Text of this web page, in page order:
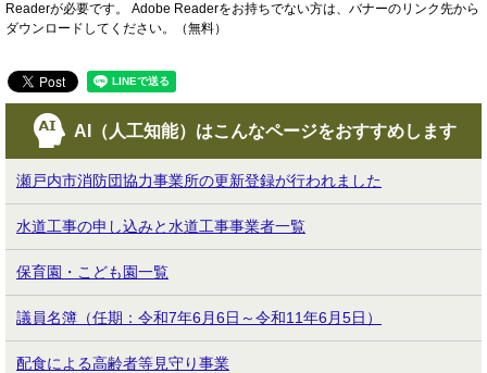
Readerが必要です。
Adobe Readerをお持ちでない方は、バナーのリンク先から
ダウンロードしてください。（無料）
AI（人工知能）はこんなページをおすすめします
瀬戸内市消防団協力事業所の更新登録が行われました
水道工事の申し込みと水道工事事業者一覧
保育園・こども園一覧
議員名簿（任期：令和7年6月6日～令和11年6月5日）
配食による高齢者等見守り事業